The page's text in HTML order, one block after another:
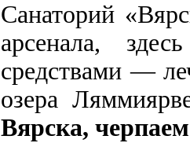
Санаторий
арсенала,
средствами —
озера
Вярска,